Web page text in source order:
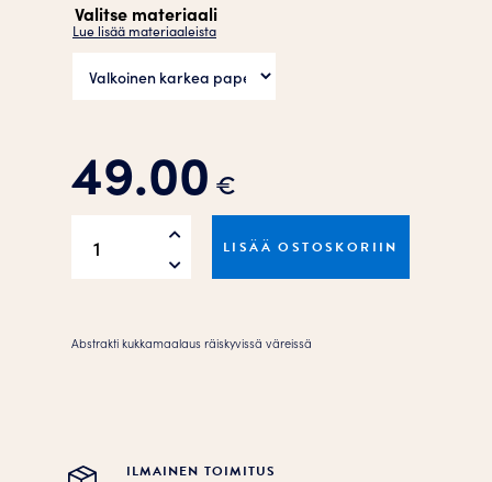
Valitse materiaali
Lue lisää materiaaleista
49.00 €
Juliste
LISÄÄ OSTOSKORIIN
Abstrakti kukkamaalaus räiskyvissä väreissä
ILMAINEN TOIMITUS